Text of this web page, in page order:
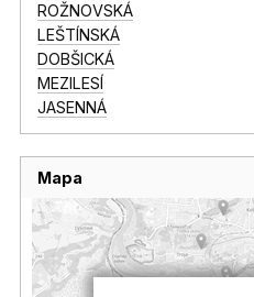
ROŽNOVSKÁ
LEŠTÍNSKÁ
DOBŠICKÁ
MEZILESÍ
JASENNÁ
Mapa